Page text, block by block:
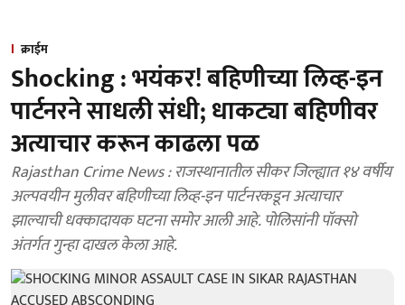
क्राईम
Shocking : भयंकर! बहिणीच्या लिव्ह-इन
पार्टनरने साधली संधी; धाकट्या बहिणीवर
अत्याचार करून काढला पळ
Rajasthan Crime News : राजस्थानातील सीकर जिल्ह्यात १४ वर्षीय
अल्पवयीन मुलीवर बहिणीच्या लिव्ह-इन पार्टनरकडून अत्याचार
झाल्याची धक्कादायक घटना समोर आली आहे. पोलिसांनी पॉक्सो
अंतर्गत गुन्हा दाखल केला आहे.